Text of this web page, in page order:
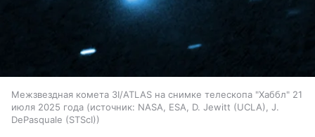
Межзвездная комета 3I/ATLAS на снимке телескопа "Хаббл" 21
июля 2025 года
источник: NASA, ESA, D. Jewitt (UCLA), J.
DePasquale (STScI)